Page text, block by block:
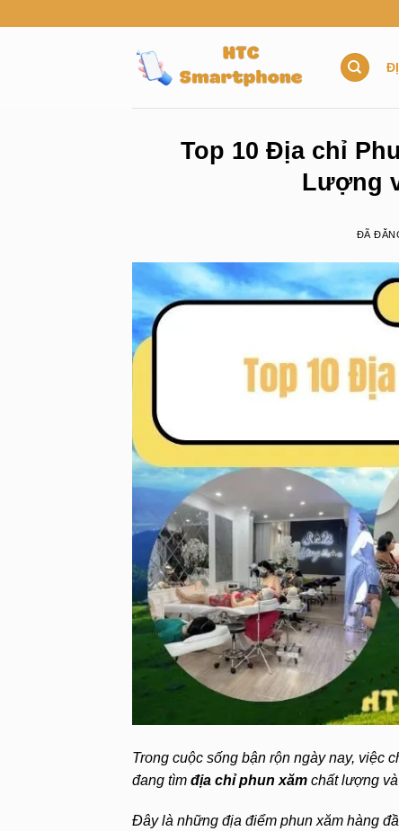
Top 10 Địa chỉ
Lượng
ĐÃ
Trong cuộc sống bận rộn ngày nay, việc
đang tìm địa chỉ phun xăm chất lượng
Đây là những địa điểm phun xăm hàng